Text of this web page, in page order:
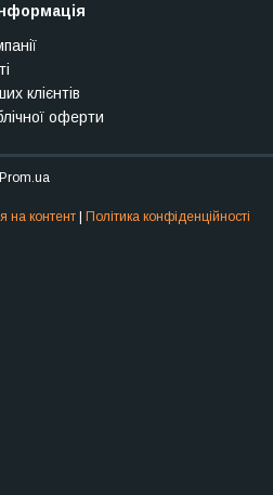
клієнтів
оферти
Prom.ua
на контент | Політика конфіденційності